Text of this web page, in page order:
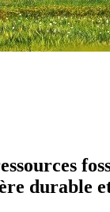
durable